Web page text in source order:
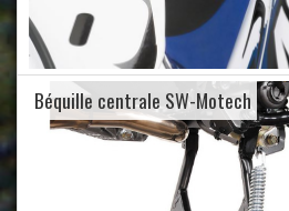
Béquille centrale SW-Motech